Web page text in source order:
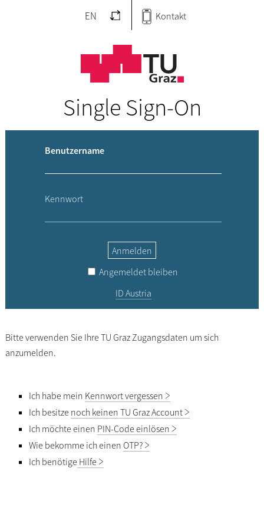
EN Kontakt
Single Sign-On
Bitte verwenden Sie Ihre TU Graz Zugangsdaten um sich
anzumelden.
Ich habe mein Kennwort vergessen
Ich besitze noch keinen TU Graz Account
Ich möchte einen PIN-Code einlösen
Wie bekomme ich einen OTP?
Ich benötige Hilfe
Benutzername
Kennwort
Anmelden
Angemeldet bleiben
ID Austria